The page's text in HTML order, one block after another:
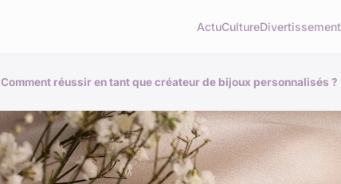
ActuCultureDivertissement
Comment réussir en tant que créateur de bijoux personnalisés ?